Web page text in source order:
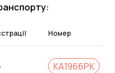
Номер
КА1966РК